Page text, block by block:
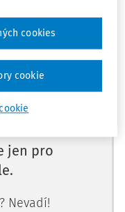
jen pro
Nevadí!
cookies
cookie